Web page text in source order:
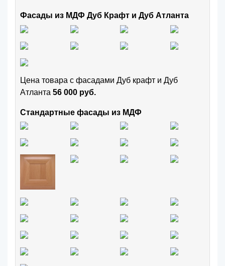
Фасады из МДФ Дуб Крафт и Дуб Атланта
Цена товара с фасадами Дуб крафт и Дуб
Атланта 56 000 руб.
Стандартные фасады из МДФ